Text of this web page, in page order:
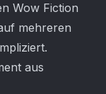
Wow Fiction
mehreren
aus